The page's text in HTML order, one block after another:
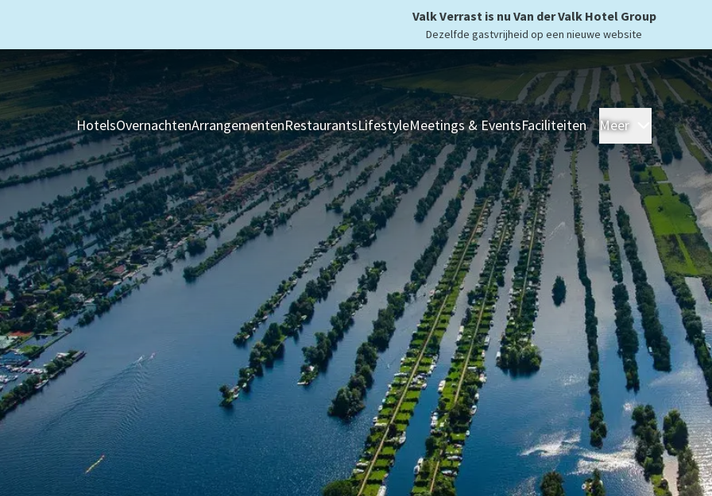
Valk Verrast is nu Van der Valk Hotel Group
Dezelfde gastvrijheid op een nieuwe website
HotelsOvernachtenArrangementenRestaurantsLifestyleMeetings & EventsFaciliteiten Meer Hotels